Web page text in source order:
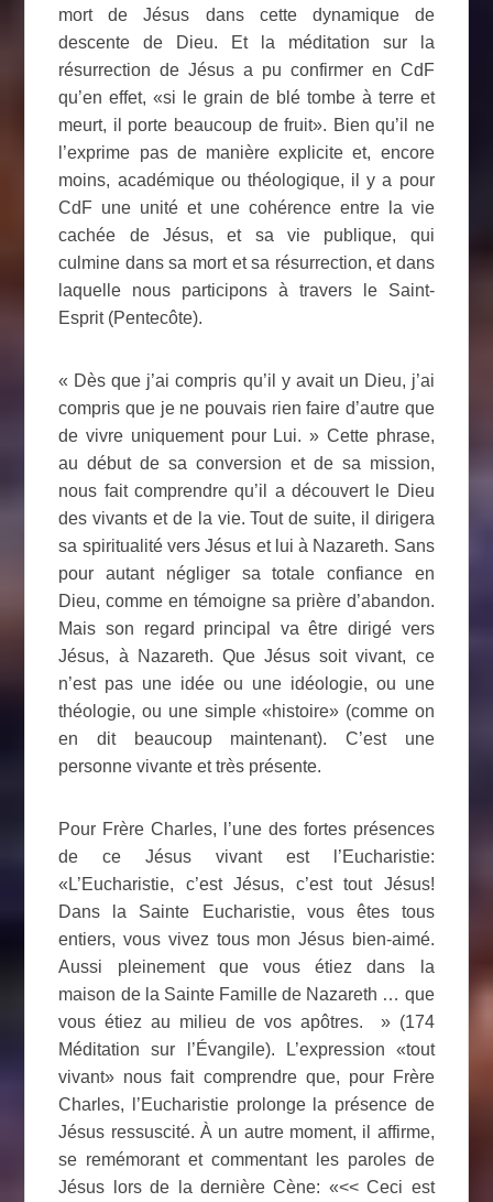
mort de Jésus dans cette dynamique de
descente de Dieu. Et la méditation sur la
résurrection de Jésus a pu confirmer en CdF
qu’en effet, «si le grain de blé tombe à terre et
meurt, il porte beaucoup de fruit». Bien qu’il ne
l’exprime pas de manière explicite et, encore
moins, académique ou théologique, il y a pour
CdF une unité et une cohérence entre la vie
cachée de Jésus, et sa vie publique, qui
culmine dans sa mort et sa résurrection, et dans
laquelle nous participons à travers le Saint-
Esprit (Pentecôte).
« Dès que j’ai compris qu’il y avait un Dieu, j’ai
compris que je ne pouvais rien faire d’autre que
de vivre uniquement pour Lui. » Cette phrase,
au début de sa conversion et de sa mission,
nous fait comprendre qu’il a découvert le Dieu
des vivants et de la vie. Tout de suite, il dirigera
sa spiritualité vers Jésus et lui à Nazareth. Sans
pour autant négliger sa totale confiance en
Dieu, comme en témoigne sa prière d’abandon.
Mais son regard principal va être dirigé vers
Jésus, à Nazareth. Que Jésus soit vivant, ce
n’est pas une idée ou une idéologie, ou une
théologie, ou une simple «histoire» (comme on
en dit beaucoup maintenant). C’est une
personne vivante et très présente.
Pour Frère Charles, l’une des fortes présences
de ce Jésus vivant est l’Eucharistie:
«L’Eucharistie, c’est Jésus, c’est tout Jésus!
Dans la Sainte Eucharistie, vous êtes tous
entiers, vous vivez tous mon Jésus bien-aimé.
Aussi pleinement que vous étiez dans la
maison de la Sainte Famille de Nazareth … que
vous étiez au milieu de vos apôtres. » (174
Méditation sur l’Évangile). L’expression «tout
vivant» nous fait comprendre que, pour Frère
Charles, l’Eucharistie prolonge la présence de
Jésus ressuscité. À un autre moment, il affirme,
se remémorant et commentant les paroles de
Jésus lors de la dernière Cène: «<< Ceci est